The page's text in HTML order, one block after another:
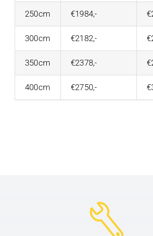
250cm €1984,-
300cm €2182,-
350cm €2378,-
400cm €2750,-